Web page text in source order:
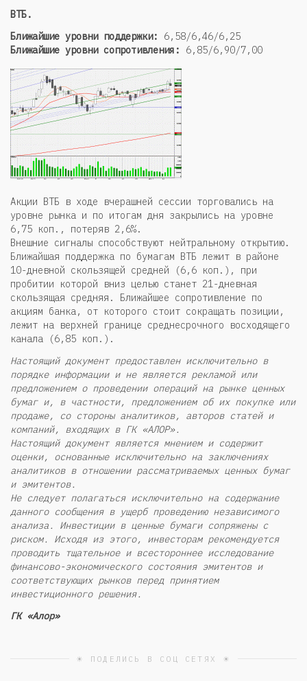
ВТБ.
Ближайшие уровни поддержки:
6,58/6,46/6,25
Ближайшие уровни сопротивления:
6,85/6,90/7,00
Акции ВТБ в ходе вчерашней сессии торговались на
уровне рынка и по итогам дня закрылись на уровне
6,75 коп., потеряв 2,6%.
Внешние сигналы способствуют нейтральному открытию.
Ближайшая поддержка по бумагам ВТБ лежит в районе
10-дневной скользящей средней (6,6 коп.), при
пробитии которой вниз целью станет 21-дневная
скользящая средняя. Ближайшее сопротивление по
акциям банка, от которого стоит сокращать позиции,
лежит на верхней границе среднесрочного восходящего
канала (6,85 коп.).
Настоящий документ предоставлен исключительно в
порядке информации и не является рекламой или
предложением о проведении операций на рынке ценных
бумаг и, в частности, предложением об их покупке или
продаже, со стороны аналитиков, авторов статей и
компаний, входящих в ГК «АЛОР».
Настоящий документ является мнением и содержит
оценки, основанные исключительно на заключениях
аналитиков в отношении рассматриваемых ценных бумаг
и эмитентов.
Не следует полагаться исключительно на содержание
данного сообщения в ущерб проведению независимого
анализа. Инвестиции в ценные бумаги сопряжены с
риском. Исходя из этого, инвесторам рекомендуется
проводить тщательное и всестороннее исследование
финансово-экономического состояния эмитентов и
соответствующих рынков перед принятием
инвестиционного решения.
ГК «Алор»
☀ ПОДЕЛИСЬ В СОЦ СЕТЯХ ☀